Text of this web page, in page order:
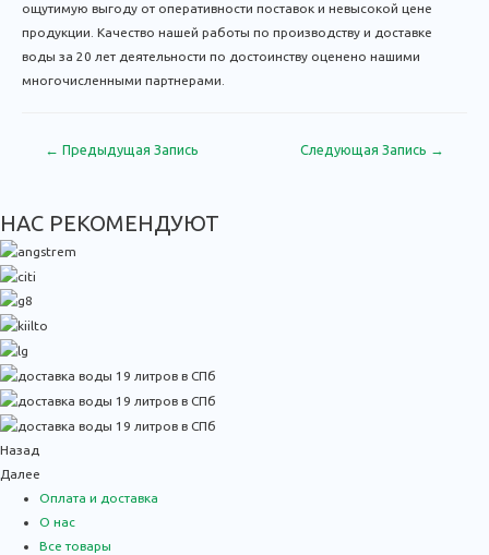
ощутимую выгоду от оперативности поставок и невысокой цене
продукции. Качество нашей работы по производству и доставке
воды за 20 лет деятельности по достоинству оценено нашими
многочисленными партнерами.
Навигация
записям
← Предыдущая Запись Следующая Запись →
НАС РЕКОМЕНДУЮТ
Назад
Далее
Оплата и доставка
О нас
Все товары